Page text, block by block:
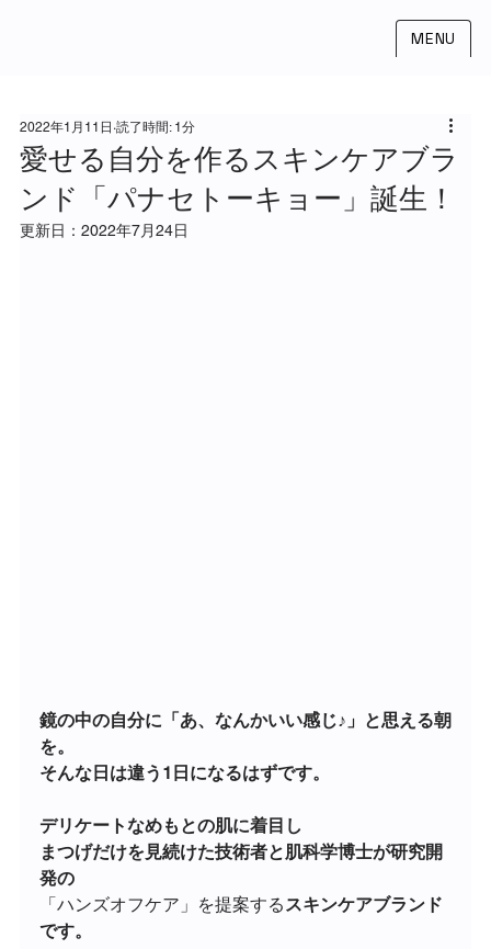
MENU
愛せる自分を作るスキンケアブラ
ンド「パナセトーキョー」誕生！
2022年1月11日 読了時間: 1分
更新日： 2022年7月24日
鏡の中の自分に「あ、なんかいい感じ♪」と思える朝
を。
そんな日は違う1日になるはずです。
デリケートなめもとの肌に着目し
まつげだけを見続けた技術者と肌科学博士が研究開
発の
「ハンズオフケア」を提案するスキンケアブランド
です。